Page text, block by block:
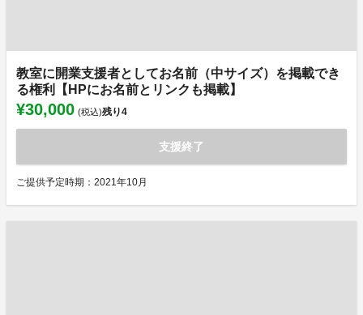
教室に開業支援者としてお名前（中サイズ）を掲載でき
る権利【HPにお名前とリンクも掲載】
¥30,000 (税込)残り4
支援終了
ご提供予定時期：2021年10月